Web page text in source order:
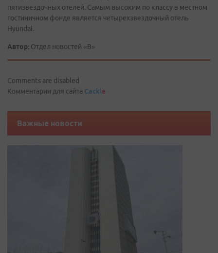
пятизвездочных отелей. Самым высоким по классу в местном
гостиничном фонде является четырехзвездочный отель
Hyundai.
Автор: Отдел новостей «В»
Comments are disabled
Комментарии для сайта Cackle
Важные новости